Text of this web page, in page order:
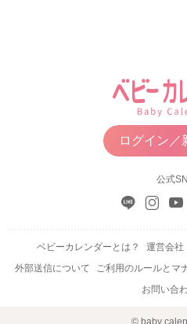
ログイン／
公式
ベビーカレンダーとは？ 運営会社
外部送信について
ご利用のルールとマ
お問い合
© baby